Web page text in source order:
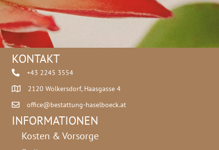
KONTAKT
+43 2245 3554
2120 Wolkersdorf, Haasgasse 4
office@bestattung-haselboeck.at
INFORMATIONEN
Kosten & Vorsorge